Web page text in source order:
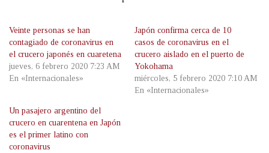
Veinte personas se han
contagiado de coronavirus en
el crucero japonés en cuaretena
jueves, 6 febrero 2020 7:23 AM
En «Internacionales»
Japón confirma cerca de 10
casos de coronavirus en el
crucero aislado en el puerto de
Yokohama
miércoles, 5 febrero 2020 7:10 AM
En «Internacionales»
Un pasajero argentino del
crucero en cuarentena en Japón
es el primer latino con
coronavirus